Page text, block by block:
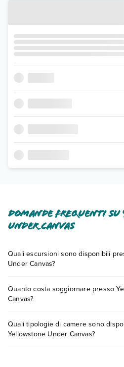
Domande frequenti
Under Canvas
Quali escursioni sono disponibili
Under Canvas?
presso Yellowstone Under
sezione dedicata
Quanto costa soggiornare presso
Canvas?
a vari fattori (per es. date,
consultare i prezzi, compila il
Quali tipologie di camere sono
Yellowstone Under Canvas?